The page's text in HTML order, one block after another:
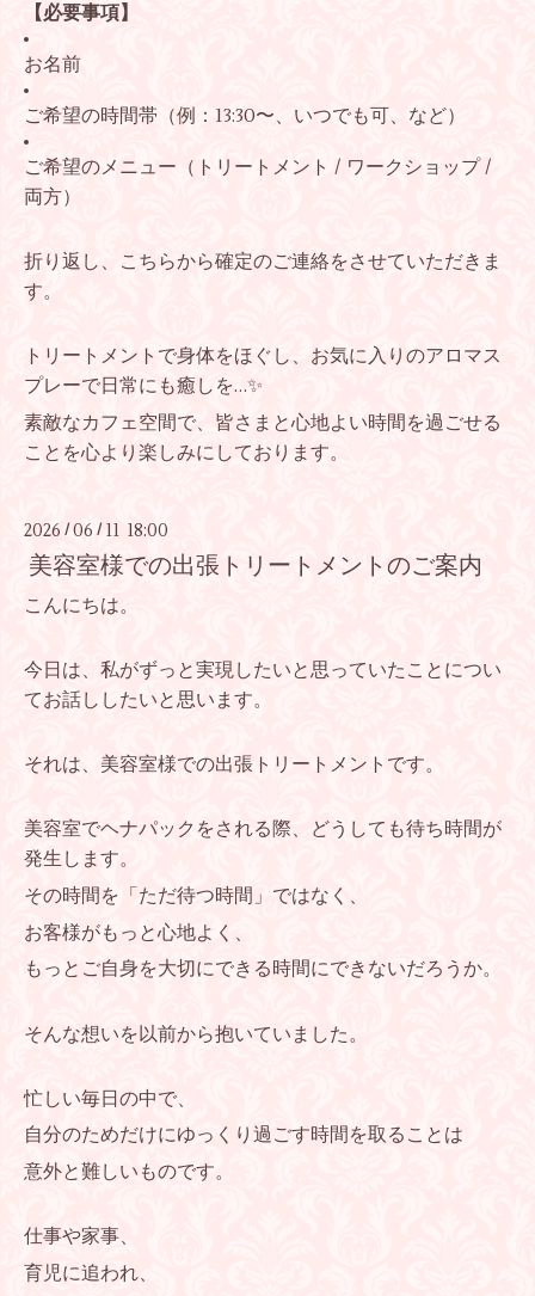
【必要事項】
お名前
ご希望の時間帯（例：13:30〜、いつでも可、など）
ご希望のメニュー（トリートメント / ワークショップ /
両方）
折り返し、こちらから確定のご連絡をさせていただきま
す。
トリートメントで身体をほぐし、お気に入りのアロマス
プレーで日常にも癒しを…✨
素敵なカフェ空間で、皆さまと心地よい時間を過ごせる
ことを心より楽しみにしております。
2026 /06 / 11 18:00
美容室様での出張トリートメントのご案内
こんにちは。
今日は、私がずっと実現したいと思っていたことについ
てお話ししたいと思います。
それは、美容室様での出張トリートメントです。
美容室でヘナパックをされる際、どうしても待ち時間が
発生します。
その時間を「ただ待つ時間」ではなく、
お客様がもっと心地よく、
もっとご自身を大切にできる時間にできないだろうか。
そんな想いを以前から抱いていました。
忙しい毎日の中で、
自分のためだけにゆっくり過ごす時間を取ることは
意外と難しいものです。
仕事や家事、
育児に追われ、